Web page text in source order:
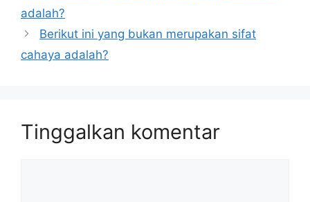
adalah?
Berikut ini yang bukan merupakan sifat
cahaya adalah?
Tinggalkan komentar